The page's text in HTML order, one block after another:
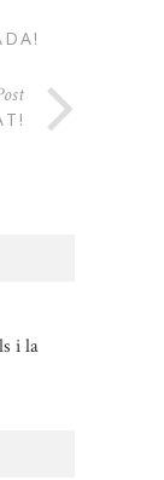
i la